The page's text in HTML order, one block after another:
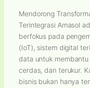
Mendorong
Terintegrasi Amasol
berfokus pada
(IoT), sistem digital
data untuk
cerdas, dan terukur.
bisnis bukan hanya